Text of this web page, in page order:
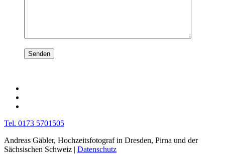
Tel. 0173 5701505
Andreas Gäbler, Hochzeitsfotograf in Dresden, Pirna und der
Sächsischen Schweiz | Datenschutz